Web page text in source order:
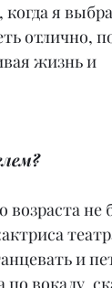
я
отлично,
жизнь и
возраста не
и
по вокалу,